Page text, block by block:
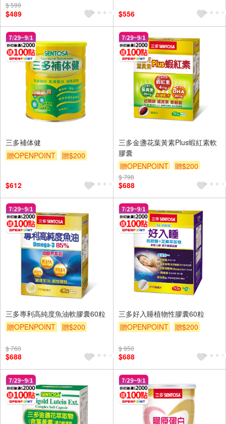
$ 599
$489
$556
三多補体健
贈OPENPOINT
贈$200
$612
三多金盞花葉黃素Plus蝦紅素軟
膠囊
贈OPENPOINT
贈$200
$ 798
$688
三多專利高純度魚油軟膠囊60粒
贈OPENPOINT
贈$200
$ 760
$688
三多好入睡植物性膠囊60粒
贈OPENPOINT
贈$200
$ 950
$688